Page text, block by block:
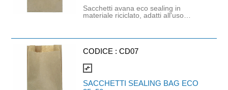
Sacchetti avana eco sealing in
materiale riciclato, adatti all'uso
Dimensioni 22x46 cm. Peso 50 gr
circa 526 pezzi.
CODICE :CD07
compare_arrows
SACCHETTI SEALING BAG ECO